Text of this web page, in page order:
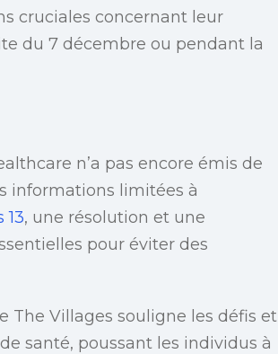
cruciales concernant leur
du 7 décembre ou pendant la
n’a pas encore émis de
informations limitées à
13, une résolution et une
pour éviter des
The Villages souligne les défis et
santé, poussant les individus à